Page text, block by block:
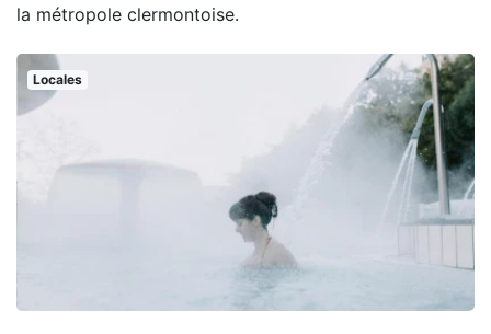
la métropole clermontoise.
Locales